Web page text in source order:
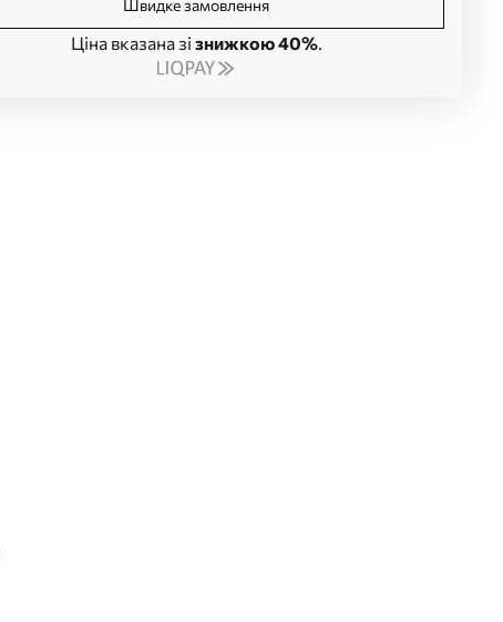
Швидке замовлення
Ціна вказана зі знижкою 40%.